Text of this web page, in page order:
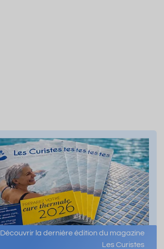
Découvrir la dernière édition du magazine
Les Curistes